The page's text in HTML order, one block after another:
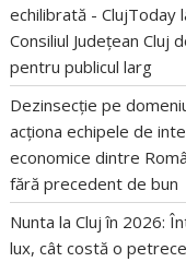
echilibrată - ClujToday
Consiliul Județean
pentru publicul larg
Dezinsecție pe
acționa echipele de
economice dintre
fără precedent de bun
Nunta la Cluj în 2026:
lux, cât costă o